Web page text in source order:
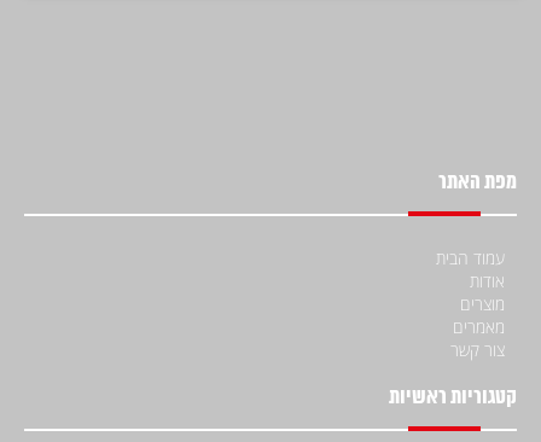
מפת האתר
עמוד הבית
אודות
מוצרים
מאמרים
צור קשר
קטגוריות ראשיות